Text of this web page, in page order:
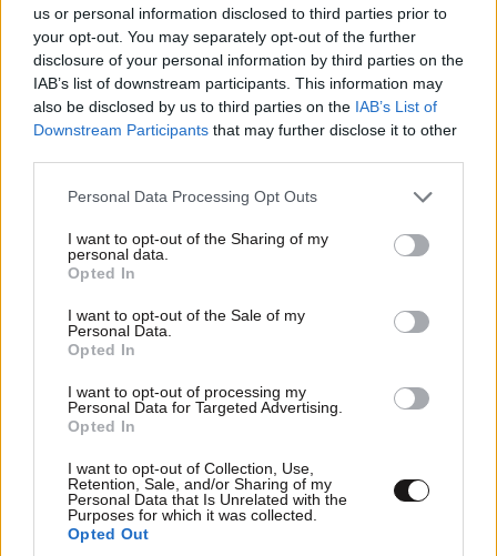
us or personal information disclosed to third parties prior to
your opt-out. You may separately opt-out of the further
disclosure of your personal information by third parties on the
IAB’s list of downstream participants. This information may
also be disclosed by us to third parties on the IAB’s List of
Downstream Participants that may further disclose it to other
Please note that this website/app uses one or more Google
not limited to your visit or usage behaviour. You may click to
grant or deny consent to Google and its third-party tags to
use your data for below specified purposes in below Google
consent section.
Personal Data Processing Opt Outs
I want to opt-out of the Sharing of my
personal data.
Opted In
I want to opt-out of the Sale of my
Personal Data.
Opted In
I want to opt-out of processing my
Personal Data for Targeted Advertising.
Opted In
I want to opt-out of Collection, Use,
Retention, Sale, and/or Sharing of my
Personal Data that Is Unrelated with the
Purposes for which it was collected.
Opted Out
Το φαραωνικών διαστάσεων κτίριο που χτίζει ο
Έλον Μασκ λέγεται Terafab και θα κοστίσει 16,8